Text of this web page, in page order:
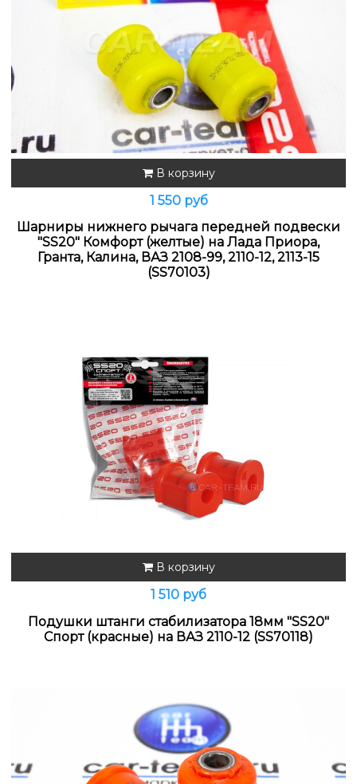
В корзину
1 550 руб
Шарниры нижнего рычага передней подвески
"SS20" Комфорт (желтые) на Лада Приора,
Гранта, Калина, ВАЗ 2108-99, 2110-12, 2113-15
(SS70103)
В корзину
1 510 руб
Подушки штанги стабилизатора 18мм "SS20"
Спорт (красные) на ВАЗ 2110-12 (SS70118)